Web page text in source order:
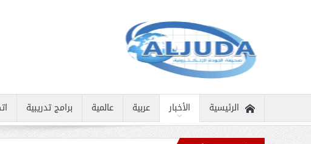
الرئيسية الأخبار عربية عالمية برامج تدريبية